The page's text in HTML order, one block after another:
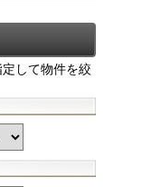
して物件を絞